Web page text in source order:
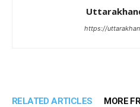
https://
RELATED ARTICLES MORE